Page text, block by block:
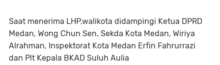
Saat menerima LHP,walikota didampingi Ketua DPRD
Medan, Wong Chun Sen, Sekda Kota Medan, Wiriya
Alrahman, Inspektorat Kota Medan Erfin Fahrurrazi
dan Plt Kepala BKAD Suluh Aulia